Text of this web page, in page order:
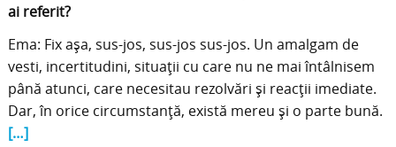
ai referit?
Ema: Fix așa, sus-jos, sus-jos sus-jos. Un amalgam de
vesti, incertitudini, situații cu care nu ne mai întâlnisem
până atunci, care necesitau rezolvări și reacții imediate.
Dar, în orice circumstanță, există mereu și o parte bună.
[…]